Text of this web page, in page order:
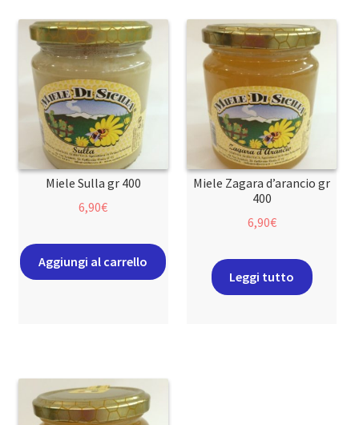
Miele Sulla gr 400
6,90€
Aggiungi al carrello
Miele Zagara d’arancio gr
400
6,90€
Leggi tutto